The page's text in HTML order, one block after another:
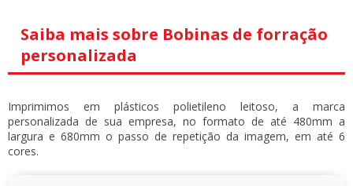
Saiba mais sobre Bobinas de forração
personalizada
Imprimimos em plásticos polietileno leitoso, a marca
personalizada de sua empresa, no formato de até 480mm a
largura e 680mm o passo de repetição da imagem, em até 6
cores.